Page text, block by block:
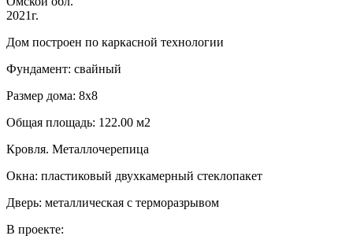
2021г.
Дом построен по каркасной технологии
Фундамент: свайный
Размер дома: 8х8
Общая площадь: 122.00 м2
Кровля. Металлочерепица
Окна: пластиковый двухкамерный стеклопакет
Дверь: металлическая с терморазрывом
В проекте: